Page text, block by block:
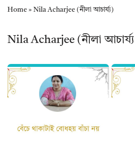
Home » Nila Acharjee (নীলা আচার্য্য)
Nila Acharjee (নীলা